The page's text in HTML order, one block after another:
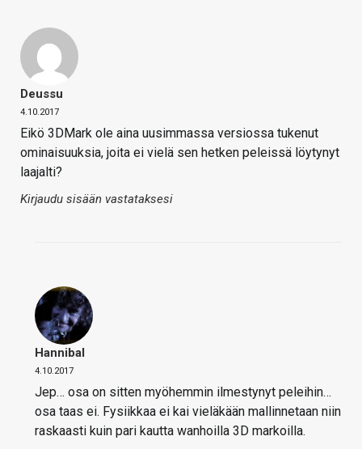
Deussu
4.10.2017
Eikö 3DMark ole aina uusimmassa versiossa tukenut
ominaisuuksia, joita ei vielä sen hetken peleissä löytynyt
laajalti?
Kirjaudu sisään vastataksesi
Hannibal
4.10.2017
Jep… osa on sitten myöhemmin ilmestynyt peleihin…
osa taas ei. Fysiikkaa ei kai vieläkään mallinnetaan niin
raskaasti kuin pari kautta wanhoilla 3D markoilla.